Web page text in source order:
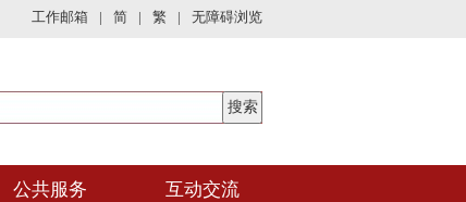
工作邮箱 | 简 | 繁 | 无障碍浏览
公共服务 互动交流